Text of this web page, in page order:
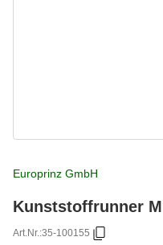
Europrinz GmbH
Kunststoffrunner
Art.Nr.:35-100155